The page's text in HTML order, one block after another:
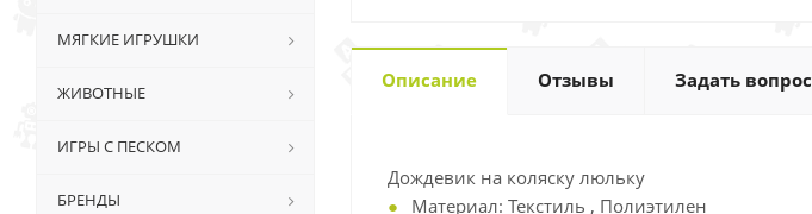
Описание Отзывы Задать вопрос
Дождевик на коляску люльку
Материал: Текстиль , Полиэтилен
МЯГКИЕ ИГРУШКИ
ЖИВОТНЫЕ
ИГРЫ С ПЕСКОМ
БРЕНДЫ